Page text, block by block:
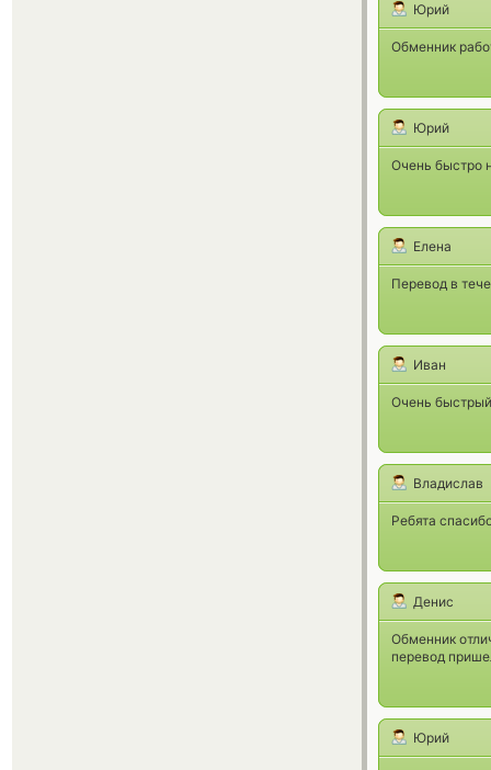
Юрий
Обменник
Юрий
Очень быстро
Елена
Перевод в
Иван
Очень
Владислав
Ребята
Денис
Обменник
перевод
Юрий